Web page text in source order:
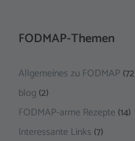
FODMAP-Themen
Allgemeines zu FODMAP
blog (2)
FODMAP-arme Rezepte (14)
Interessante Links (7)